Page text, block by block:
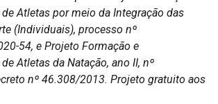
Atletas por meio da Integração das
(Individuais), processo nº
54, e Projeto Formação e
Atletas da Natação, ano II, nº
nº 46.308/2013. Projeto gratuito aos